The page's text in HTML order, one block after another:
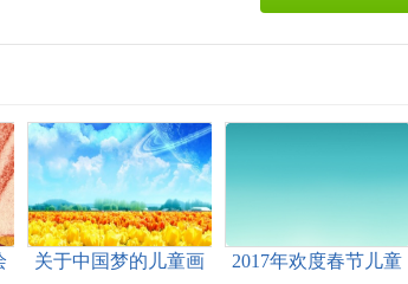
关于中国梦的儿童画
2017年欢度春节儿童